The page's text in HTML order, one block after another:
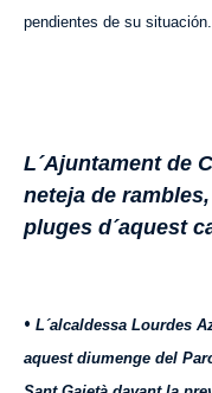
pendientes de su situación.
L´Ajuntament de
neteja de
pluges d´aquest
• L´alcaldessa Lourdes
aquest diumenge del